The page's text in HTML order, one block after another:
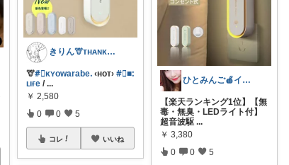
きりん🦒ᴛʜᴀɴᴋs ᴀʟᴡᴀʏs.
🦒#⃞ᴋʏowarabeᱹ ‹ʜᴏᴛ›#⃞■ᱺ
ʟıғe /...
￥ 2,580
0 0 5
コレ いいね
ひとみんご🍎‪インテリア雑貨
【楽天ランキング1位】【無
毒・無臭・LEDライト付】
超音波駆 ...
￥ 3,380
0 0 5